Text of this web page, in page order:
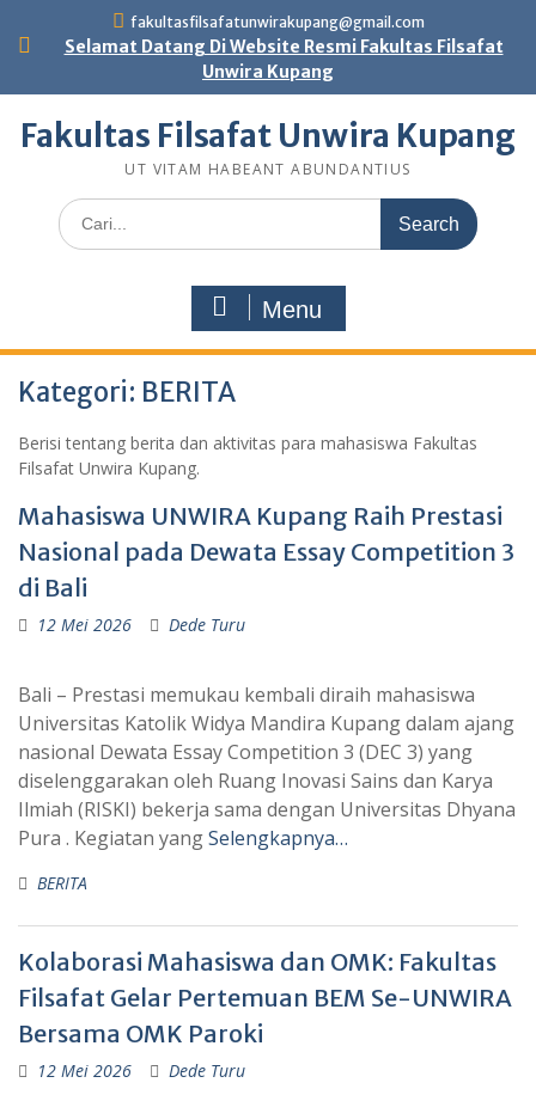
fakultasfilsafatunwirakupang@gmail.com
Selamat Datang Di Website Resmi Fakultas Filsafat
Unwira Kupang
Fakultas Filsafat Unwira Kupang
UT VITAM HABEANT ABUNDANTIUS
Search
for:
Menu
Kategori: BERITA
Berisi tentang berita dan aktivitas para mahasiswa Fakultas
Filsafat Unwira Kupang.
Mahasiswa UNWIRA Kupang Raih Prestasi
Nasional pada Dewata Essay Competition 3
di Bali
12 Mei 2026 Dede Turu
Bali – Prestasi memukau kembali diraih mahasiswa
Universitas Katolik Widya Mandira Kupang dalam ajang
nasional Dewata Essay Competition 3 (DEC 3) yang
diselenggarakan oleh Ruang Inovasi Sains dan Karya
Ilmiah (RISKI) bekerja sama dengan Universitas Dhyana
Pura . Kegiatan yangSelengkapnya…
BERITA
Kolaborasi Mahasiswa dan OMK: Fakultas
Filsafat Gelar Pertemuan BEM Se-UNWIRA
Bersama OMK Paroki
12 Mei 2026 Dede Turu